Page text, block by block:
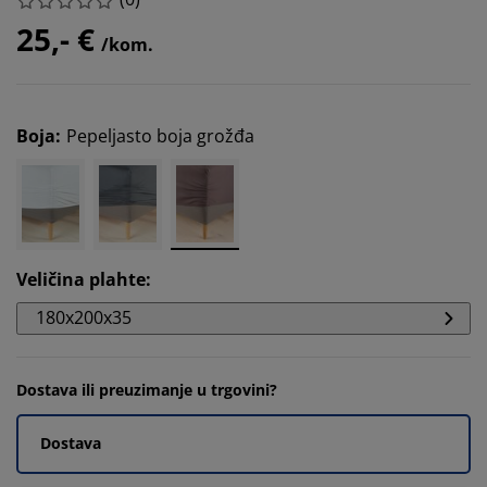
25,- € /kom.
Boja: Pepeljasto boja grožđa
Veličina plahte:
180x200x35
Dostava ili preuzimanje u trgovini?
Dostava